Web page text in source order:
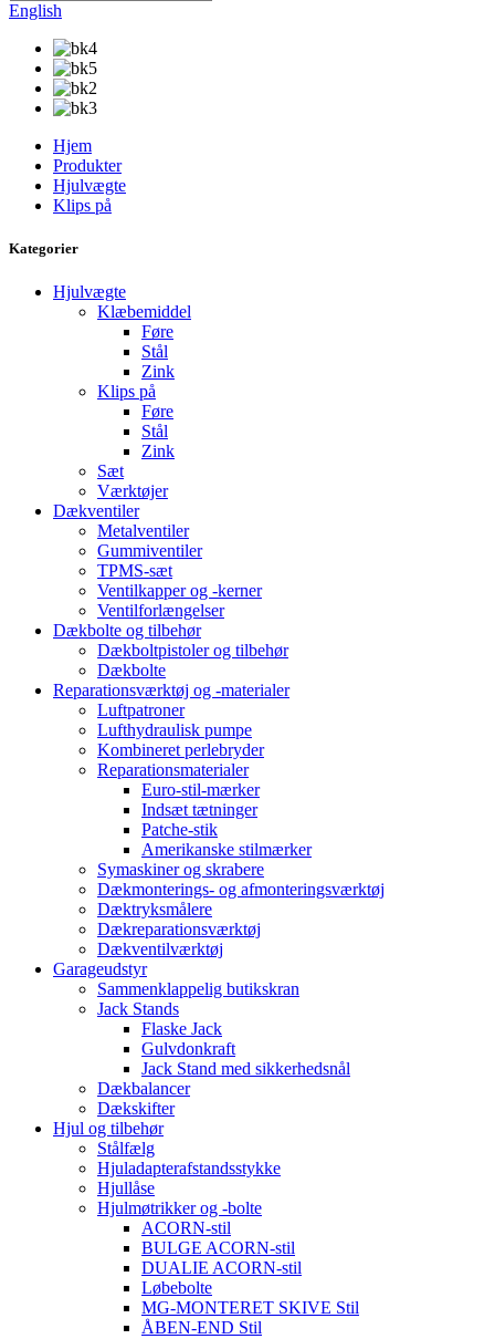
English
Hjem
Produkter
Hjulvægte
Klips på
Kategorier
Hjulvægte
Klæbemiddel
Føre
Stål
Zink
Klips på
Føre
Stål
Zink
Sæt
Værktøjer
Dækventiler
Metalventiler
Gummiventiler
TPMS-sæt
Ventilkapper og -kerner
Ventilforlængelser
Dækbolte og tilbehør
Dækboltpistoler og tilbehør
Dækbolte
Reparationsværktøj og -materialer
Luftpatroner
Lufthydraulisk pumpe
Kombineret perlebryder
Reparationsmaterialer
Euro-stil-mærker
Indsæt tætninger
Patche-stik
Amerikanske stilmærker
Symaskiner og skrabere
Dækmonterings- og afmonteringsværktøj
Dæktryksmålere
Dækreparationsværktøj
Dækventilværktøj
Garageudstyr
Sammenklappelig butikskran
Jack Stands
Flaske Jack
Gulvdonkraft
Jack Stand med sikkerhedsnål
Dækbalancer
Dækskifter
Hjul og tilbehør
Stålfælg
Hjuladapterafstandsstykke
Hjullåse
Hjulmøtrikker og -bolte
ACORN-stil
BULGE ACORN-stil
DUALIE ACORN-stil
Løbebolte
MG-MONTERET SKIVE Stil
ÅBEN-END Stil